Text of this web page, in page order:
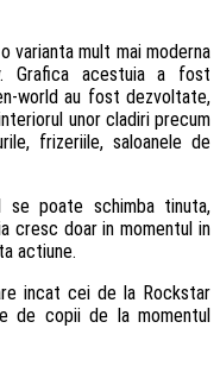
varianta mult mai moderna
Grafica acestuia a fost
world au fost dezvoltate,
unor cladiri precum
frizeriile, saloanele de
se poate schimba tinuta,
cresc doar in momentul in
actiune.
incat cei de la Rockstar
de copii de la momentul